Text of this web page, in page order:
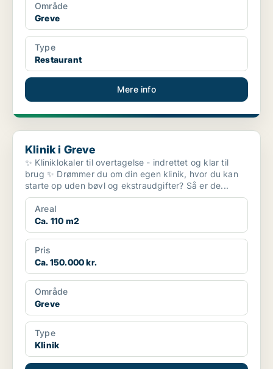
Område
Greve
Type
Restaurant
Mere info
Klinik i Greve
Klinik i Greve
✨ Kliniklokaler til overtagelse - indrettet og klar til
brug ✨ Drømmer du om din egen klinik, hvor du kan
starte op uden bøvl og ekstraudgifter? Så er de...
Areal
Ca. 110 m2
Pris
Ca. 150.000 kr.
Område
Greve
Type
Klinik